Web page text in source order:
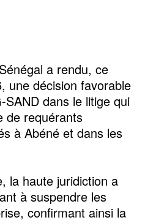
a rendu, ce
une décision favorable
dans le litige qui
de requérants
à Abéné et dans les
la haute juridiction a
à suspendre les
confirmant ainsi la